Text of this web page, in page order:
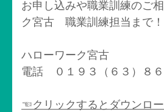
お申し込みや職業訓練のご
ク宮古 職業訓練担当まで！
ハローワーク宮古
電話 ０１９３（６３）８６
☜クリックするとダウンロ